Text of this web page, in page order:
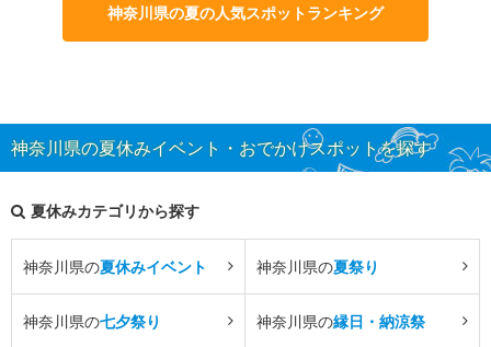
神奈川県の夏の人気スポットランキング
神奈川県の夏休みイベント・おでかけスポットを探す
夏休みカテゴリから探す
神奈川県の夏休みイベント 神奈川県の夏祭り
神奈川県の七夕祭り 神奈川県の縁日・納涼祭